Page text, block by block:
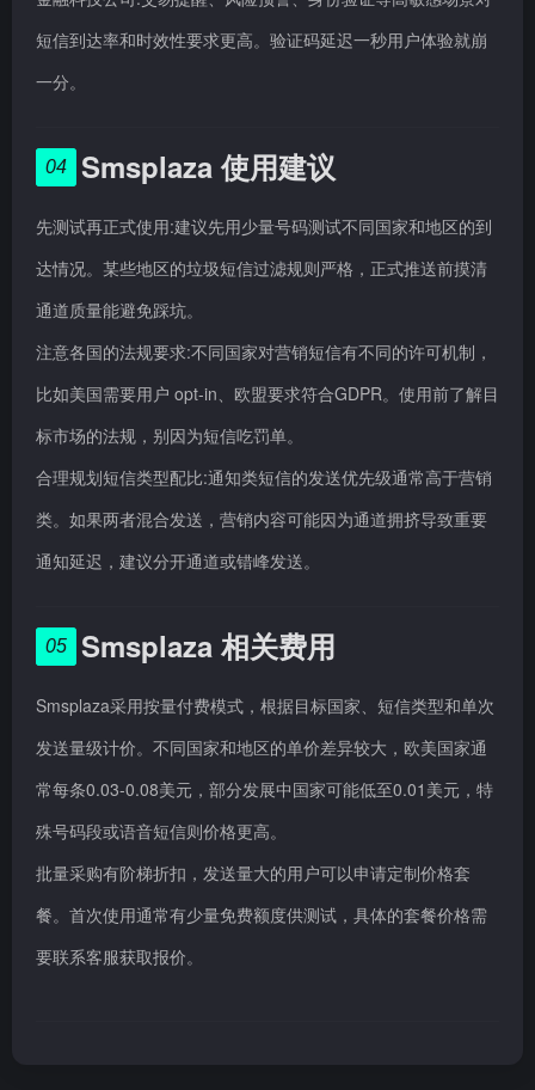
短信到达率和时效性要求更高。验证码延迟一秒用户体验就崩
一分。
04 Smsplaza 使用建议
先测试再正式使用:建议先用少量号码测试不同国家和地区的到
达情况。某些地区的垃圾短信过滤规则严格，正式推送前摸清
通道质量能避免踩坑。
注意各国的法规要求:不同国家对营销短信有不同的许可机制，
比如美国需要用户 opt-in、欧盟要求符合GDPR。使用前了解目
标市场的法规，别因为短信吃罚单。
合理规划短信类型配比:通知类短信的发送优先级通常高于营销
类。如果两者混合发送，营销内容可能因为通道拥挤导致重要
通知延迟，建议分开通道或错峰发送。
05 Smsplaza 相关费用
Smsplaza采用按量付费模式，根据目标国家、短信类型和单次
发送量级计价。不同国家和地区的单价差异较大，欧美国家通
常每条0.03-0.08美元，部分发展中国家可能低至0.01美元，特
殊号码段或语音短信则价格更高。
批量采购有阶梯折扣，发送量大的用户可以申请定制价格套
餐。首次使用通常有少量免费额度供测试，具体的套餐价格需
要联系客服获取报价。